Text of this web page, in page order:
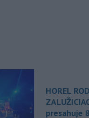
HOREL
presahuje